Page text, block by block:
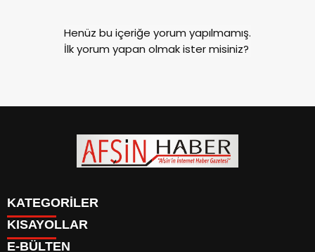
Henüz bu içeriğe yorum yapılmamış.
İlk yorum yapan olmak ister misiniz?
KATEGORİLER
SİYASET
KISAYOLLAR
E-BÜLTEN